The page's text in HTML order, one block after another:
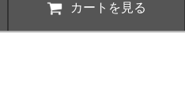
カートを見る